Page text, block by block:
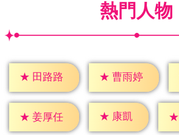
熱門人物
★ 田路路 ★ 曹雨婷
★ 姜厚任 ★ 康凱 ★